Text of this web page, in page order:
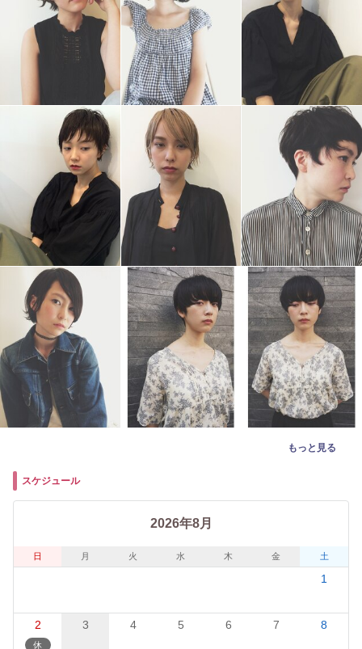
もっと見る
スケジュール
2026年8月
日 月 火 水 木 金 土
1
2 3 4 5 6 7 8